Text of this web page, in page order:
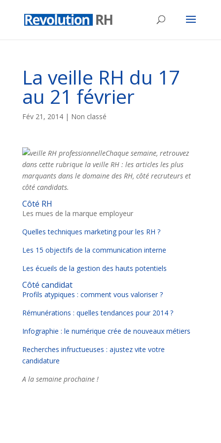
La veille RH du 17
au 21 février
Fév 21, 2014| Non classé
Chaque semaine, retrouvez
dans cette rubrique la veille RH : les articles les plus
marquants dans le domaine des RH, côté recruteurs et
côté candidats.
Côté RH
Les mues de la marque employeur
Quelles techniques marketing pour les RH ?
Les 15 objectifs de la communication interne
Les écueils de la gestion des hauts potentiels
Côté candidat
Profils atypiques : comment vous valoriser ?
Rémunérations : quelles tendances pour 2014 ?
Infographie : le numérique crée de nouveaux métiers
Recherches infructueuses : ajustez vite votre
candidature
A la semaine prochaine !